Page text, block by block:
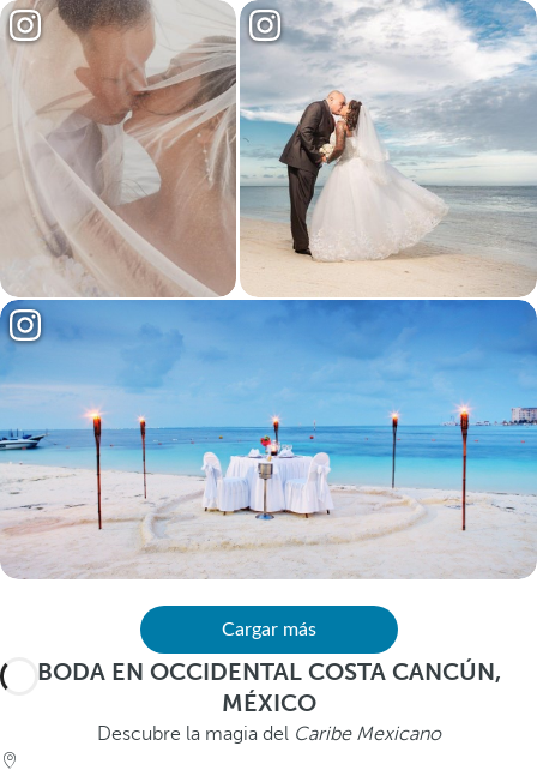
Cargar más
BODA EN OCCIDENTAL COSTA CANCÚN,
MÉXICO
Descubre la magia del Caribe Mexicano